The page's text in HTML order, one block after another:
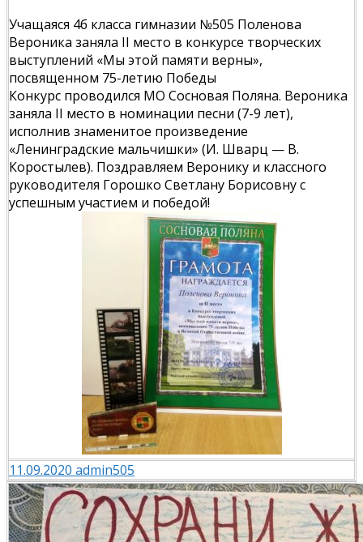
Учащаяся 4б класса гимназии №505 Поленова
Вероника заняла II место в конкурсе творческих
выступлений «Мы этой памяти верны»,
посвященном 75-летию Победы
Конкурс проводился МО Сосновая Поляна. Вероника
заняла II место в номинации песни (7-9 лет),
исполнив знаменитое произведение
«Ленинградские мальчишки» (И. Шварц — В.
Коростылев). Поздравляем Веронику и классного
руководителя Горошко Светлану Борисовну с
успешным участием и победой!
11.09.2020 admin505